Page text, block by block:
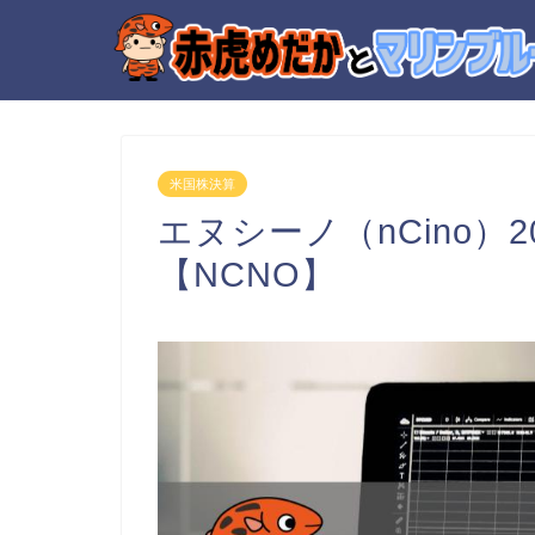
米国株決算
エヌシーノ（nCino）
【NCNO】